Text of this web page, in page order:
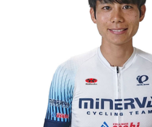
競技ガイド
加盟・登録
エントリー
JBCF ROAD